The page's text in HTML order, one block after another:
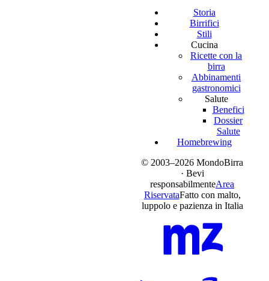
Storia
Birrifici
Stili
Cucina
Ricette con la
birra
Abbinamenti
gastronomici
Salute
Benefici
Dossier
Salute
Homebrewing
© 2003–2026 MondoBirra
· Bevi
responsabilmenteArea
RiservataFatto con malto,
luppolo e pazienza in Italia